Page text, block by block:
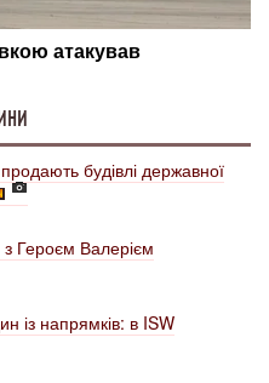
будівлі державної
Героєм Валерієм
із напрямків: в ISW